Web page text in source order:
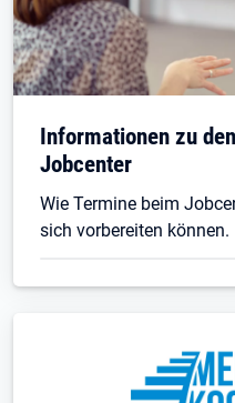
Informationen zu
Jobcenter
Wie Termine beim
sich vorbereiten können.